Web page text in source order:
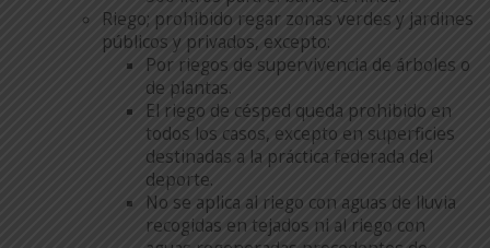
Riego; prohibido regar zonas verdes y jardines
públicos y privados, excepto:
Por riegos de supervivencia de árboles o
de plantas.
El riego de césped queda prohibido en
todos los casos, excepto en superficies
destinadas a la práctica federada del
deporte.
No se aplica al riego con aguas de lluvia
recogidas en tejados ni al riego con